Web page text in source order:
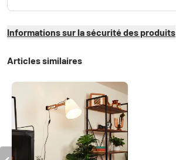
Informations sur la sécurité des produits
Articles similaires